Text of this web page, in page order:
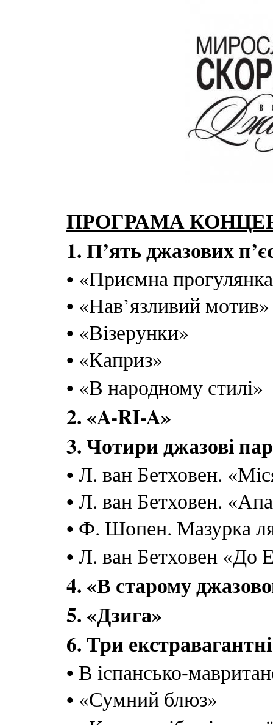
ПРОГРАМА
1. П’ять джазових
• «Приємна
• «Нав’язливий мотив»
• «Візерунки»
• «Каприз»
• «В народному стилі»
2. «A-RI-A»
3. Чотири джазові
• Л. ван Бетховен.
• Л. ван Бетховен.
• Ф. Шопен. Мазурка
• Л. ван Бетховен «До
4. «В старому
5. «Дзига»
6. Три
• В іспансько-
• «Сумний блюз»